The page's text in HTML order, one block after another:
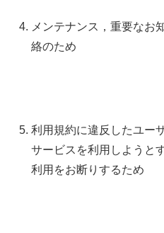
メンテナンス，重要なお
絡のため
利用規約に違反したユー
サービスを利用しようと
利用をお断りするため